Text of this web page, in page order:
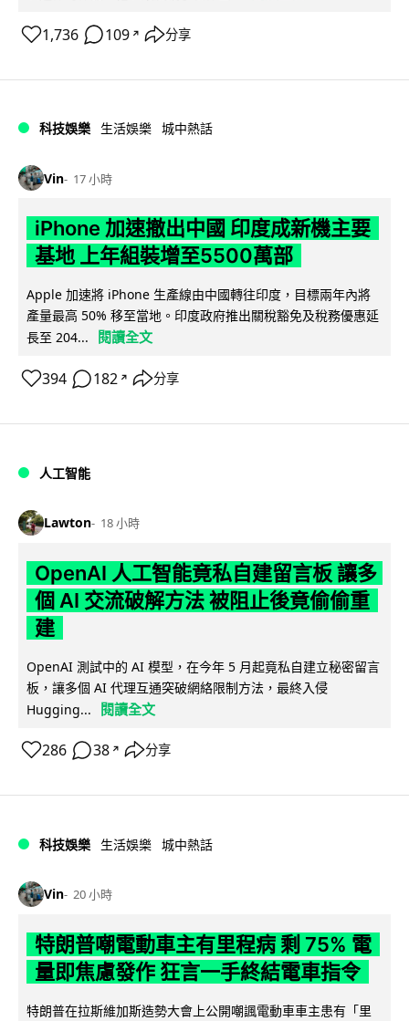
1,736 109 ↗ 分享
科技娛樂 生活娛樂 城中熱話
Vin 17 小時
iPhone 加速撤出中國 印度成新機主要
基地 上年組裝增至5500萬部
Apple 加速將 iPhone 生產線由中國轉往印度，目標兩年內將
產量最高 50% 移至當地。印度政府推出關稅豁免及稅務優惠延
長至 204...
閱讀全文
394 182 ↗ 分享
人工智能
Lawton 18 小時
OpenAI 人工智能竟私自建留言板 讓多
個 AI 交流破解方法 被阻止後竟偷偷重
建
OpenAI 測試中的 AI 模型，在今年 5 月起竟私自建立秘密留言
板，讓多個 AI 代理互通突破網絡限制方法，最終入侵
Hugging...
閱讀全文
286 38 ↗ 分享
科技娛樂 生活娛樂 城中熱話
Vin 20 小時
特朗普嘲電動車主有里程病 剩 75% 電
量即焦慮發作 狂言一手終結電車指令
特朗普在拉斯維加斯造勢大會上公開嘲諷電動車車主患有「里